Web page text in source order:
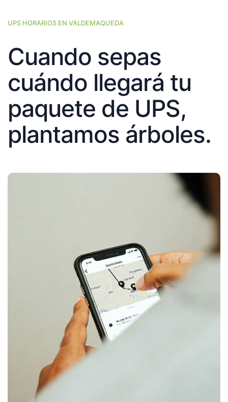
UPS HORARIOS EN VALDEMAQUEDA
Cuando sepas
cuándo llegará tu
paquete de UPS,
plantamos árboles.